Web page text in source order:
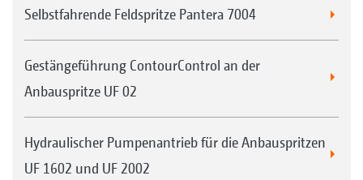
Selbstfahrende Feldspritze Pantera 7004
Gestängeführung ContourControl an der
Anbauspritze UF 02
Hydraulischer Pumpenantrieb für die Anbauspritzen
UF 1602 und UF 2002